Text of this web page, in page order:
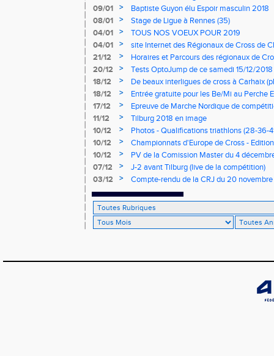
mercredi à 9h00
09/01 >
Baptiste Guyon élu Espoir masculin 2018
08/01
>
Stage de Ligue à Rennes (35)
04/01
>
TOUS NOS VOEUX POUR 2019
04/01
>
site Internet des Régionaux de Cross de
21/12
>
Horaires et Parcours des régionaux de
20/12
>
Tests OptoJump de ce samedi 15/12/2018
18/12
>
De beaux interligues de cross à Carhaix
18/12
>
Entrée gratuite pour les Be/Mi au Perche
17/12
>
Epreuve de Marche Nordique de
de cross du Loir et Cher
11/12 >
Tilburg 2018 en image
10/12
>
Photos - Qualifications triathlons (28-36-
10/12
>
Championnats d'Europe de Cross -
10/12
>
PV de la Comission Master du 4
07/12
>
J-2 avant Tilburg (live de la compétition)
03/12
> Compte-rendu de la CRJ du 20 novembre